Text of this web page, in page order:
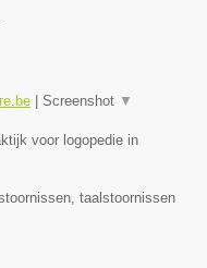
Screenshot ▼
voor logopedie in
taalstoornissen